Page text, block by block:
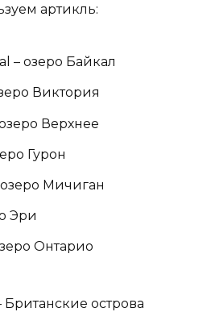
артикль:
– озеро Байкал
Виктория
Верхнее
Гурон
Мичиган
Эри
Онтарио
Британские острова